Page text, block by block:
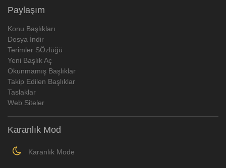
Paylaşım
Konu Başlıkları
Dosya İndir
Terimler SÖzlüğü
Yeni Başlık Aç
Okunmamış Başlıklar
Takip Edilen Başlıklar
Taslaklar
Web Siteler
Karanlık Mod
Karanlık Mode